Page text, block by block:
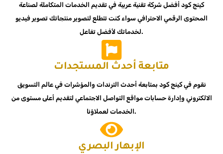
كينج كود أفضل شركة تقنية عربية في تقديم الخدمات المتكاملة لصناعة
المحتوى الرقمي الاحترافي سواء كنت تتطلع لتصوير منتجاتك تصوير فيديو
لخدماتك لأفضل تفاعل.
متابعة أحدث المستجدات
نقوم في كينج كود بمتابعة أحدث الترندات والمؤشرات في عالم التسويق
الالكتروني وإدارة حسابات مواقع التواصل الاجتماعي لتقديم أعلى مستوى من
الخدمات لعملاؤنا.
الإبهار البصري